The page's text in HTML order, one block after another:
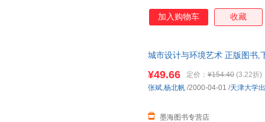
加入购物车 收藏
城市设计与环境艺术 正版图书,
¥49.66 定价： ¥154.40 (3.22折)
墨海图书专营店
张斌,杨北帆 /2000-04-01 /天津大学